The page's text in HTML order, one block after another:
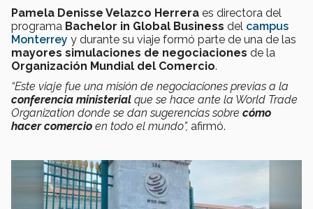
Pamela Denisse Velazco Herrera es directora del
programa Bachelor in Global Business del campus
Monterrey y durante su viaje formó parte de una de las
mayores simulaciones de negociaciones de la
Organización Mundial del Comercio.
“Este viaje fue una misión de negociaciones previas a la
conferencia ministerial que se hace ante la World Trade
Organization donde se dan sugerencias sobre cómo
hacer comercio en todo el mundo”, afirmó.